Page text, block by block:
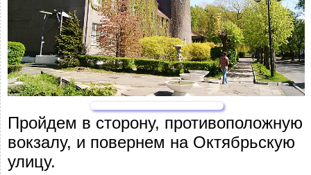
Пройдем в сторону, противоположную
вокзалу, и повернем на Октябрьскую
улицу.